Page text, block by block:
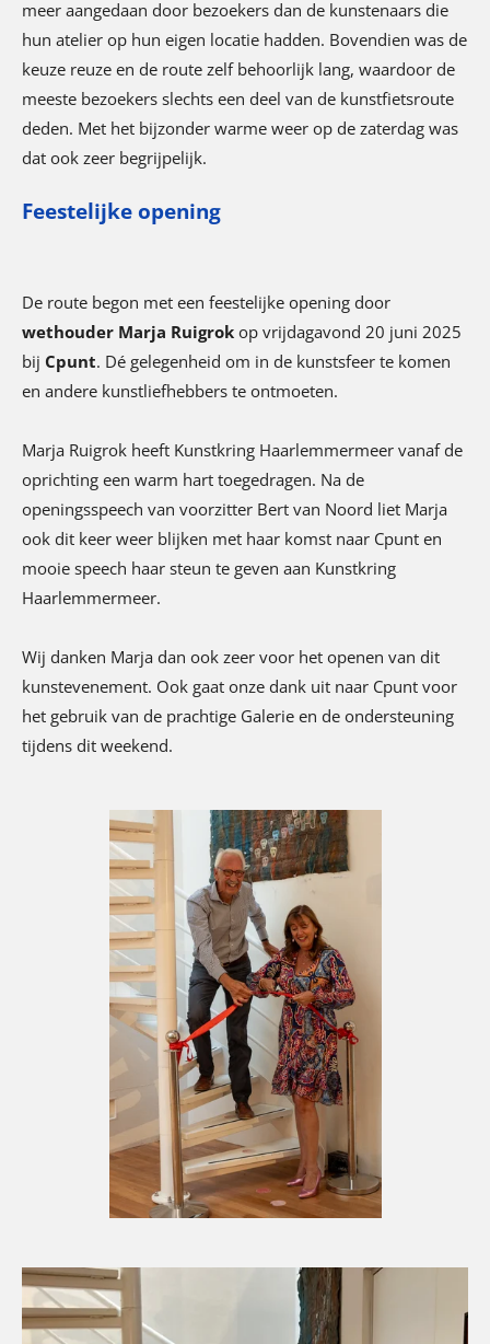
meer aangedaan door bezoekers dan de kunstenaars die
hun atelier op hun eigen locatie hadden. Bovendien was de
keuze reuze en de route zelf behoorlijk lang, waardoor de
meeste bezoekers slechts een deel van de kunstfietsroute
deden. Met het bijzonder warme weer op de zaterdag was
dat ook zeer begrijpelijk.
Feestelijke opening
De route begon met een feestelijke opening door
wethouder Marja Ruigrok op vrijdagavond 20 juni 2025
bij Cpunt. Dé gelegenheid om in de kunstsfeer te komen
en andere kunstliefhebbers te ontmoeten.
Marja Ruigrok heeft Kunstkring Haarlemmermeer vanaf de
oprichting een warm hart toegedragen. Na de
openingsspeech van voorzitter Bert van Noord liet Marja
ook dit keer weer blijken met haar komst naar Cpunt en
mooie speech haar steun te geven aan Kunstkring
Haarlemmermeer.
Wij danken Marja dan ook zeer voor het openen van dit
kunstevenement. Ook gaat onze dank uit naar Cpunt voor
het gebruik van de prachtige Galerie en de ondersteuning
tijdens dit weekend.